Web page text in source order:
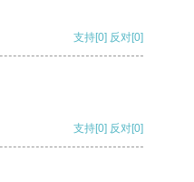
支持[0] 反对[0]
支持[0] 反对[0]